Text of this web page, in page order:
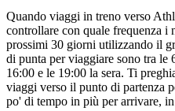
Quando viaggi in treno verso
controllare con quale frequenza i
prossimi 30 giorni utilizzando il
di punta per viaggiare sono tra le
16:00 e le 19:00 la sera. Ti
viaggi verso il punto di partenza
po' di tempo in più per arrivare,